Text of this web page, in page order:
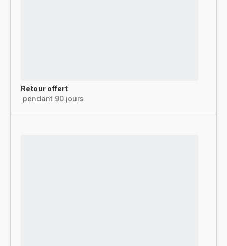
Retour offert
pendant 90 jours